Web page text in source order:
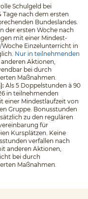
Schulgeld bei
Tage nach dem ersten
Bundeslandes.
der ersten Woche nach
mit einer Mindest­
Woche Einzelunterricht in
Nur in teilnehmenden
Aktionen,
bei durch
Maßnahmen.
Als 5 Doppelstunden à 90
in teilnehmenden
einer Mindestlaufzeit von
Gruppe. Bonusstunden
zu den regulären
für
Kursplätzen. Keine
verfallen nach
anderen Aktionen,
bei durch
Maßnahmen.